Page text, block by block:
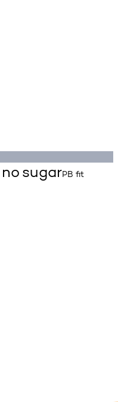
nosugarPB fit